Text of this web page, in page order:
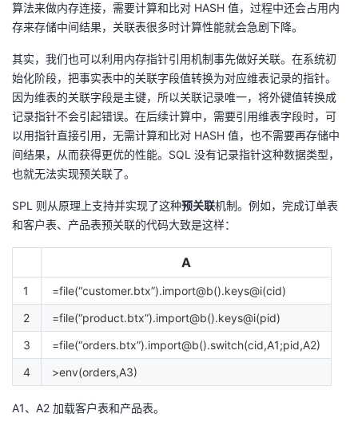
算法来做内存连接，需要计算和比对 HASH 值，过程中还会占用内
存来存储中间结果，关联表很多时计算性能就会急剧下降。
其实，我们也可以利用内存指针引用机制事先做好关联。在系统初
始化阶段，把事实表中的关联字段值转换为对应维表记录的指针。
因为维表的关联字段是主键，所以关联记录唯一，将外键值转换成
记录指针不会引起错误。在后续计算中，需要引用维表字段时，可
以用指针直接引用，无需计算和比对 HASH 值，也不需要再存储中
间结果，从而获得更优的性能。SQL 没有记录指针这种数据类型，
也就无法实现预关联了。
SPL 则从原理上支持并实现了这种预关联机制。例如，完成订单表
和客户表、产品表预关联的代码大致是这样：
A
1
=file(“customer.btx”).import@b().keys@i(cid)
2
=file(“product.btx”).import@b().keys@i(pid)
3
=file(“orders.btx”).import@b().switch(cid,A1;pid,A2)
4
>env(orders,A3)
A1、A2 加载客户表和产品表。